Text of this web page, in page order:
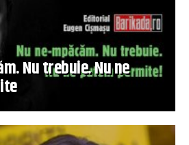
Nu trebuie. Nu ne